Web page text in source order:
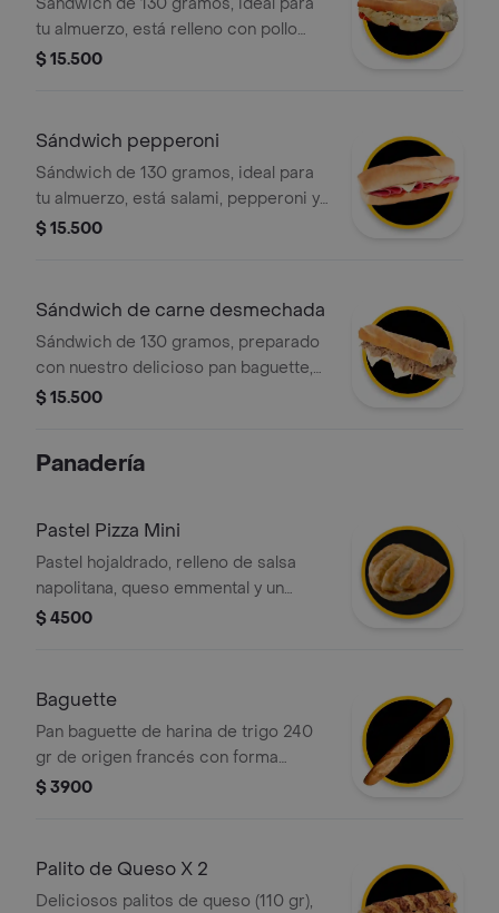
tu almuerzo, está relleno con pollo
desmechado, pepinillos y queso.
$ 15.500
Sándwich pepperoni
Sándwich de 130 gramos, ideal para
tu almuerzo, está salami, pepperoni y
queso. además, el pan está
$ 15.500
Sándwich de carne desmechada
Sándwich de 130 gramos, preparado
con nuestro delicioso pan baguette,
relleno con carne de res desmechada
queso se derrita.
$ 15.500
Panadería
Pastel Pizza Mini
Pastel hojaldrado, relleno de salsa
napolitana, queso emmental y un
toque de orégano.
$ 4500
Baguette
Pan baguette de harina de trigo 240
gr de origen francés con forma
alargada y corteza crujiente.
$ 3900
Palito de Queso X 2
Deliciosos palitos de queso (110 gr),